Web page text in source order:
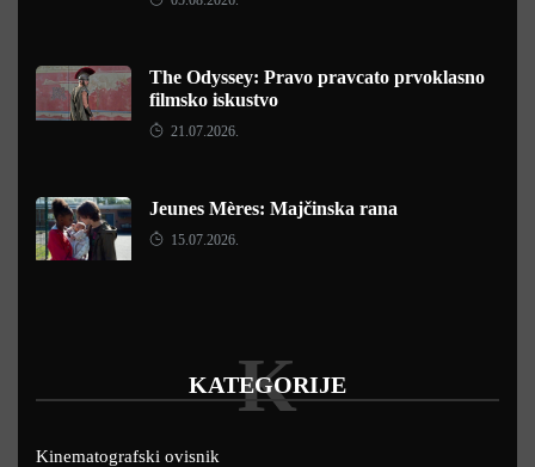
The Odyssey: Pravo pravcato prvoklasno
filmsko iskustvo
21.07.2026.
Jeunes Mères: Majčinska rana
15.07.2026.
KATEGORIJE
K
Kinematografski ovisnik